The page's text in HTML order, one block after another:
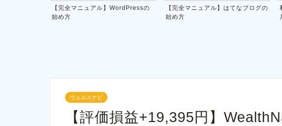
【完全マニュアル】はてなブログの
始め方
私がやってる雑記ブログで無理なく
月1万円を稼ぐ具体的な方...
ウェルスナビ
【評価損益+19,395円】